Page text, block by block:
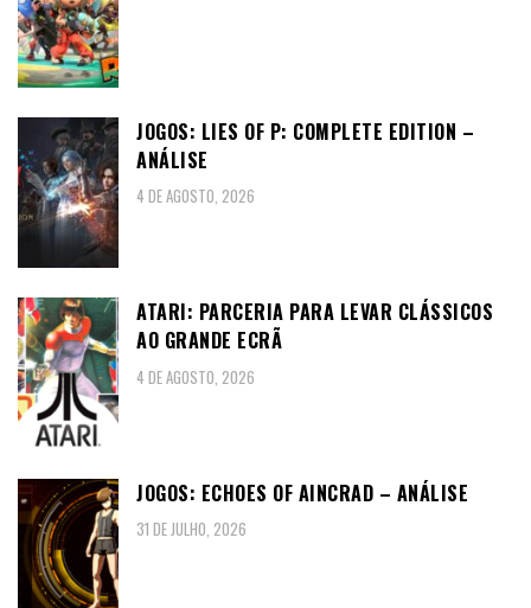
JOGOS: LIES OF P: COMPLETE EDITION –
ANÁLISE
4 DE AGOSTO, 2026
ATARI: PARCERIA PARA LEVAR CLÁSSICOS
AO GRANDE ECRÃ
4 DE AGOSTO, 2026
JOGOS: ECHOES OF AINCRAD – ANÁLISE
31 DE JULHO, 2026